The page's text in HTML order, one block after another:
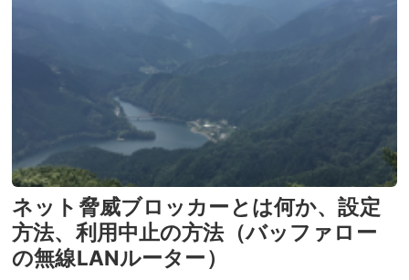
ネット脅威ブロッカーとは何か、設定
方法、利用中止の方法（バッファロー
の無線LANルーター）